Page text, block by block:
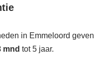
in Emmeloord geven
mnd tot 5 jaar.